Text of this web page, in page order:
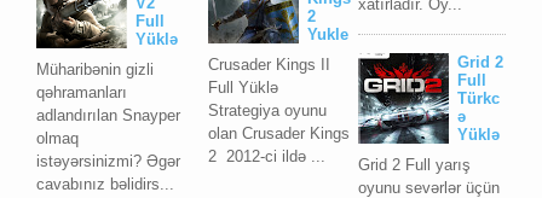
Full
Yüklə
Müharibənin gizli
qəhramanları
adlandırılan Snayper
olmaq
istəyərsinizmi? Əgər
cavabınız bəlidirs...
xatırladır. Oy...
Grid 2
Full
Türkc
ə
Yüklə
Grid 2 Full yarış
oyunu sevərlər üçün
2
Yukle
Crusader Kings II
Full Yüklə
Strategiya oyunu
olan Crusader Kings
2 2012-ci ildə ...